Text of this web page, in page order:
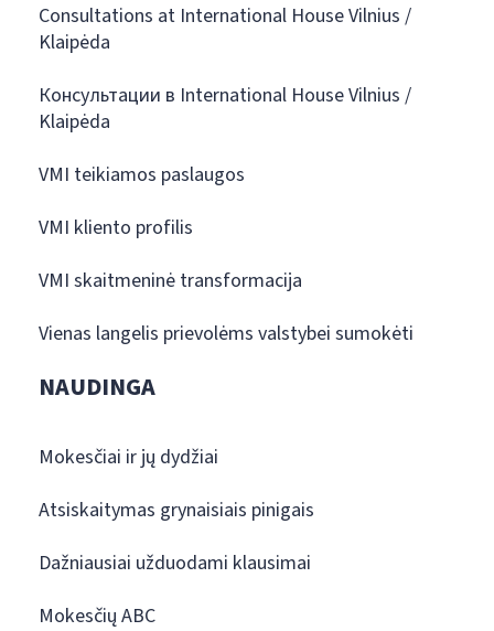
Consultations at International House Vilnius /
Klaipėda
Консультации в International House Vilnius /
Klaipėda
VMI teikiamos paslaugos
VMI kliento profilis
VMI skaitmeninė transformacija
Vienas langelis prievolėms valstybei sumokėti
NAUDINGA
Mokesčiai ir jų dydžiai
Atsiskaitymas grynaisiais pinigais
Dažniausiai užduodami klausimai
Mokesčių ABC